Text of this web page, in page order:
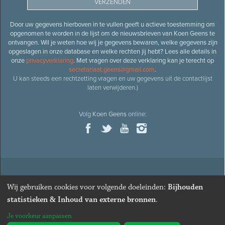
Door uw gegevens hierboven in te vullen geeft u actieve toestemming om
opgenomen te worden in de lijst om de nieuwsbrieven van Koen Geens te
ontvangen. Wil je weten hoe wij je gegevens bewaren, welke gegevens zijn
opgeslagen in onze database en welke rechten jij hebt? Lees alle details in
onze privacyverklaring. Met vragen over deze verklaring kan je terecht op
secretariaat.geens@gmail.com.
U kan steeds een rechtzetting vragen en uw gegevens uit de contactlijst
laten verwijderen.)
Volg Koen Geensonline:
© 2026Oud-minister en ere-volksvertegenwoordiger Koen
· Alle rechten voorbehouden · Cookies wijzigen
Webdesign&website ontwikkelingdoor Zenjoy in Leuven
Wij gebruiken cookies voor volgende doeleinden: Bijhouden
statistieken & Inhoud van externe bronnen.
Je voorkeur aanpassen